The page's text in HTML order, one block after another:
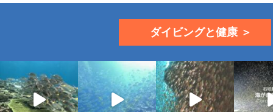
ダイビングと健康 ＞